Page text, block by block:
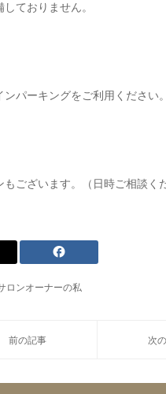
ておりません⁡⁡⁡⁡。
パーキングをご利用ください⁡⁡⁡⁡。
ございます。（日時ご相談く
ロンオーナーの私